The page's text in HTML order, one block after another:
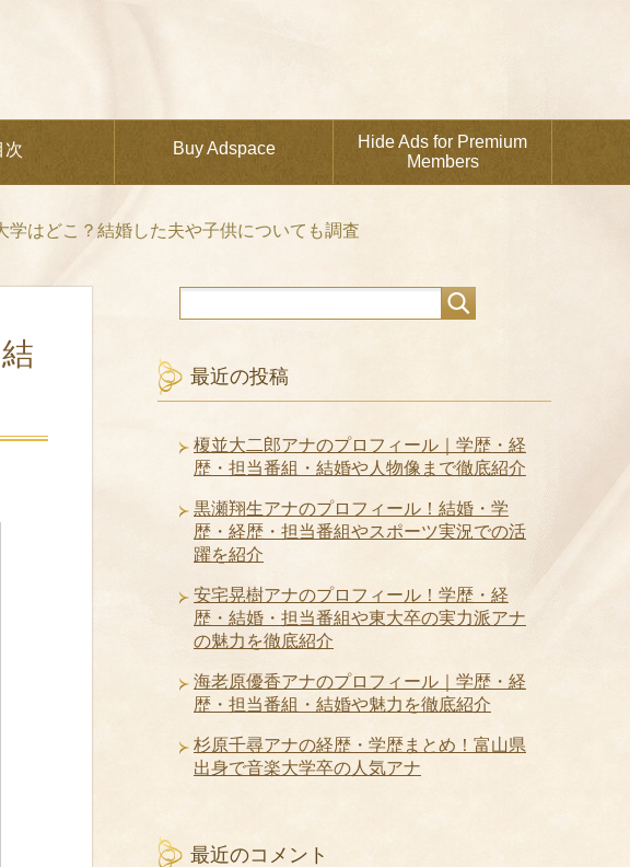
次 Buy Adspace
Hide Ads for Premium
Members
はどこ？結婚した夫や子供についても調査
最近の投稿
榎並大二郎アナのプロフィール｜学歴・経
歴・担当番組・結婚や人物像まで徹底紹介
黒瀬翔生アナのプロフィール！結婚・学
歴・経歴・担当番組やスポーツ実況での活
躍を紹介
安宅晃樹アナのプロフィール！学歴・経
歴・結婚・担当番組や東大卒の実力派アナ
の魅力を徹底紹介
海老原優香アナのプロフィール｜学歴・経
歴・担当番組・結婚や魅力を徹底紹介
杉原千尋アナの経歴・学歴まとめ！富山県
出身で音楽大学卒の人気アナ
最近のコメント